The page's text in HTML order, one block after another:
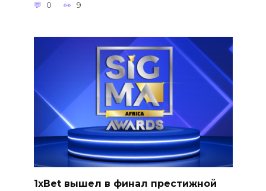
0 9
1xBet вышел в финал престижной